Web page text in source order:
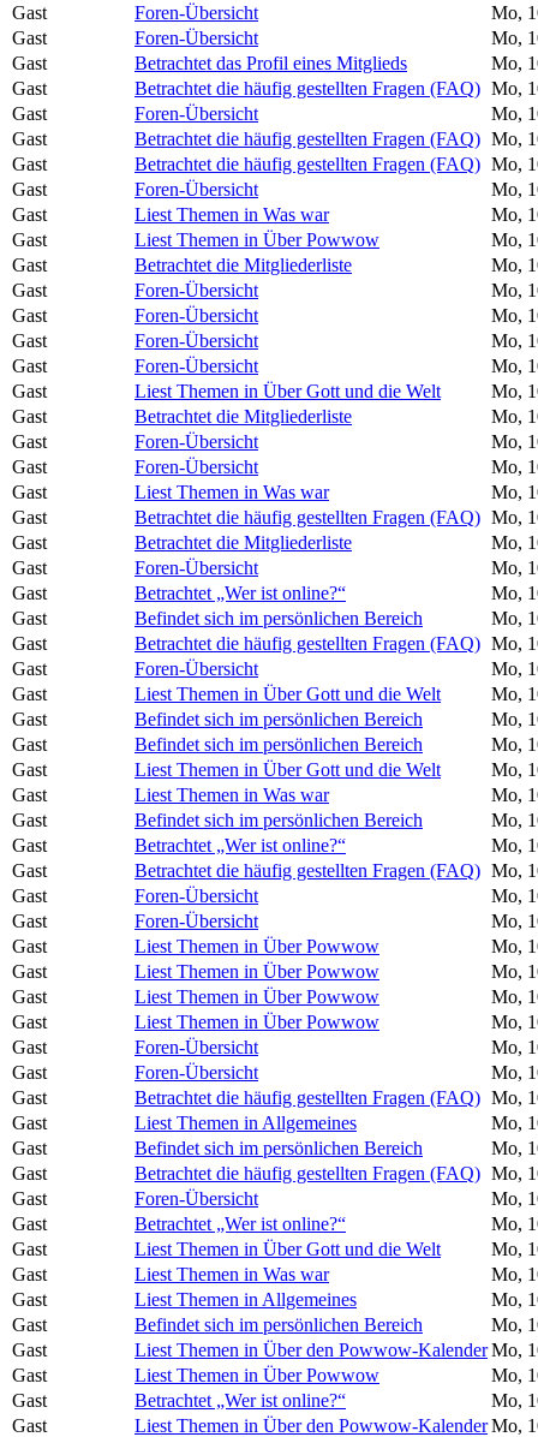
Gast
Foren-Übersicht
Mo,
Gast
Foren-Übersicht
Mo,
Gast
Betrachtet das Profil eines Mitglieds
Mo,
Gast
Betrachtet die häufig gestellten Fragen (FAQ) Mo,
Gast
Foren-Übersicht
Mo,
Gast
Betrachtet die häufig gestellten Fragen (FAQ) Mo,
Gast
Betrachtet die häufig gestellten Fragen (FAQ) Mo,
Gast
Foren-Übersicht
Mo,
Gast
Liest Themen in Was war
Mo,
Gast
Liest Themen in Über Powwow
Mo,
Gast
Betrachtet die Mitgliederliste
Mo,
Gast
Foren-Übersicht
Mo,
Gast
Foren-Übersicht
Mo,
Gast
Foren-Übersicht
Mo,
Gast
Foren-Übersicht
Mo,
Gast
Liest Themen in Über Gott und die Welt
Mo,
Gast
Betrachtet die Mitgliederliste
Mo,
Gast
Foren-Übersicht
Mo,
Gast
Foren-Übersicht
Mo,
Gast
Liest Themen in Was war
Mo,
Gast
Betrachtet die häufig gestellten Fragen (FAQ) Mo,
Gast
Betrachtet die Mitgliederliste
Mo,
Gast
Foren-Übersicht
Mo,
Gast
Betrachtet „Wer ist online?“
Mo,
Gast
Befindet sich im persönlichen Bereich
Mo,
Gast
Betrachtet die häufig gestellten Fragen (FAQ) Mo,
Gast
Foren-Übersicht
Mo,
Gast
Liest Themen in Über Gott und die Welt
Mo,
Gast
Befindet sich im persönlichen Bereich
Mo,
Gast
Befindet sich im persönlichen Bereich
Mo,
Gast
Liest Themen in Über Gott und die Welt
Mo,
Gast
Liest Themen in Was war
Mo,
Gast
Befindet sich im persönlichen Bereich
Mo,
Gast
Betrachtet „Wer ist online?“
Mo,
Gast
Betrachtet die häufig gestellten Fragen (FAQ) Mo,
Gast
Foren-Übersicht
Mo,
Gast
Foren-Übersicht
Mo,
Gast
Liest Themen in Über Powwow
Mo,
Gast
Liest Themen in Über Powwow
Mo,
Gast
Liest Themen in Über Powwow
Mo,
Gast
Liest Themen in Über Powwow
Mo,
Gast
Foren-Übersicht
Mo,
Gast
Foren-Übersicht
Mo,
Gast
Betrachtet die häufig gestellten Fragen (FAQ) Mo,
Gast
Liest Themen in Allgemeines
Mo,
Gast
Befindet sich im persönlichen Bereich
Mo,
Gast
Betrachtet die häufig gestellten Fragen (FAQ) Mo,
Gast
Foren-Übersicht
Mo,
Gast
Betrachtet „Wer ist online?“
Mo,
Gast
Liest Themen in Über Gott und die Welt
Mo,
Gast
Liest Themen in Was war
Mo,
Gast
Liest Themen in Allgemeines
Mo,
Gast
Befindet sich im persönlichen Bereich
Mo,
Gast
Liest Themen in Über den Powwow-KalenderMo,
Gast
Liest Themen in Über Powwow
Mo,
Gast
Betrachtet „Wer ist online?“
Mo,
Gast
Liest Themen in Über den Powwow-KalenderMo,